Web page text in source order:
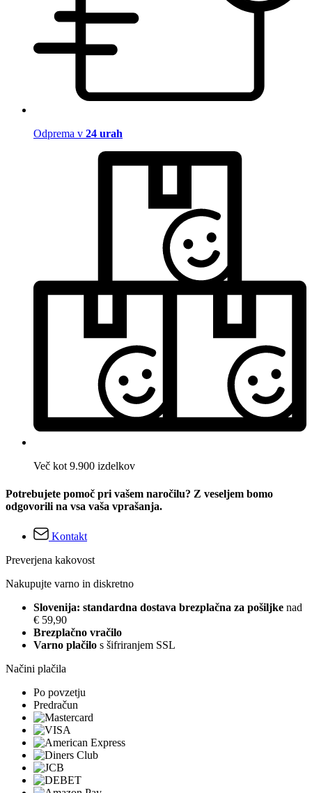
Odprema v 24 urah
Več kot 9.900 izdelkov
Potrebujete pomoč pri vašem naročilu? Z veseljem bomo
odgovorili na vsa vaša vprašanja.
Kontakt
Preverjena kakovost
Nakupujte varno in diskretno
Slovenija: standardna dostava brezplačna za pošiljke nad
€ 59,90
Brezplačno vračilo
Varno plačilo s šifriranjem SSL
Načini plačila
Po povzetju
Predračun